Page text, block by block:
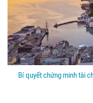
Bí quyết chứng minh tài